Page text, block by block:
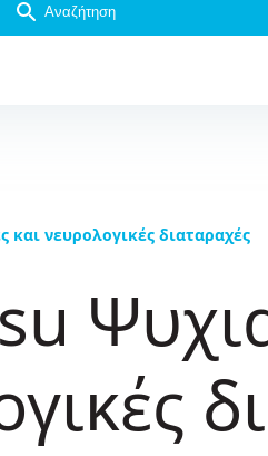
και νευρολογικές διαταραχές